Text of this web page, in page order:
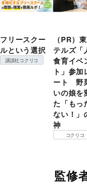
フリースクー
ルという選択
講談社コクリコ
（PR）
テルズ「
食育イベ
ト」参加
ート 野
いの娘を
た「もっ
ない！」
神
コクリコ
監修